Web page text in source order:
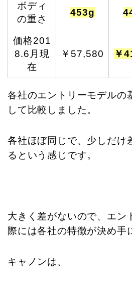
ボディ
の重さ
453g
価格201
8.6月現
在
￥57,580 ￥
各社のエントリーモデルの
して比較しました。
各社ほぼ同じで、少しだけ
るという感じです。
大きく差がないので、エン
際には各社の特徴が決め手
キャノンは、